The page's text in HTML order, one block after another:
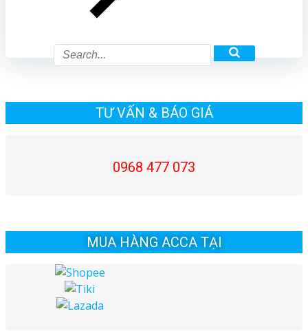
TƯ VẤN & BÁO GIÁ
0968 477 073
MUA HÀNG ACCA TẠI